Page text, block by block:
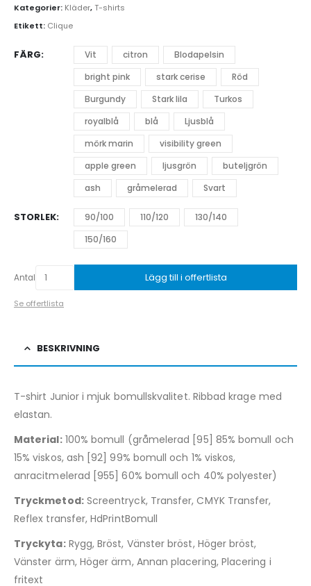
Kategorier: Kläder,T-shirts
Etikett: Clique
FÄRG Vit citron
Blodapelsin
bright pink
stark cerise
Röd
Burgundy
Stark lila
Turkos
royalblå
blå
Ljusblå
mörk marin
visibility green
apple green
ljusgrön
buteljgrön
ash
gråmelerad Svart
STORLEK 90/100 110/120
130/140
150/160
Antal Lägg till i offertlista
Se offertlista
BESKRIVNING
T-shirt Junior i mjuk bomullskvalitet. Ribbad krage med
elastan.
Material:100% bomull (gråmelerad [95] 85% bomull och
15% viskos, ash [92] 99% bomull och 1% viskos,
anracitmelerad [955] 60% bomull och 40% polyester)
Tryckmetod:Screentryck, Transfer, CMYK Transfer,
Reflex transfer, HdPrintBomull
Tryckyta:Rygg, Bröst, Vänster bröst, Höger bröst,
Vänster ärm, Höger ärm, Annan placering, Placering i
fritext